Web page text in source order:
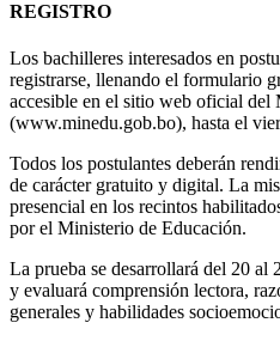
REGISTRO
Los bachilleres interesados en
registrarse, llenando el formulario
accesible en el sitio web oficial del
(www.minedu.gob.bo), hasta el
Todos los postulantes deberán
de carácter gratuito y digital. La
presencial en los recintos
por el Ministerio de Educación.
La prueba se desarrollará del 20 al
y evaluará comprensión lectora,
generales y habilidades